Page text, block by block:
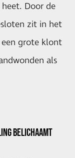
Door de
zit in het
grote klont
als
BELICHAAMT